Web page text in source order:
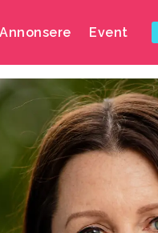
Annonsere Event